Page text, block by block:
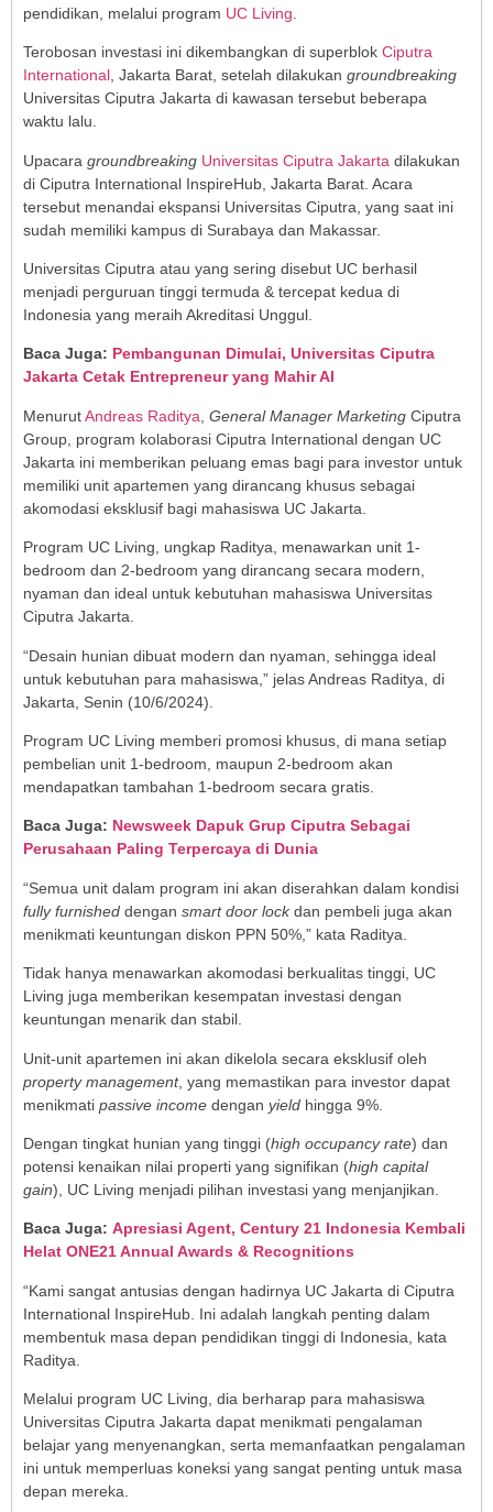
pendidikan, melalui program UC Living
Terobosan investasi ini dikembangkan di superblok Ciputra
International, Jakarta Barat, setelah dilakukan groundbreaking
Universitas Ciputra Jakarta di kawasan tersebut beberapa
waktu lalu.
Upacara groundbreaking Universitas Ciputra Jakarta dilakukan
di Ciputra International InspireHub, Jakarta Barat. Acara
tersebut menandai ekspansi Universitas Ciputra, yang saat ini
sudah memiliki kampus di Surabaya dan Makassar.
Universitas Ciputra atau yang sering disebut UC berhasil
menjadi perguruan tinggi termuda & tercepat kedua di
Indonesia yang meraih Akreditasi Unggul.
Baca Juga: Pembangunan Dimulai, Universitas Ciputra
Jakarta Cetak Entrepreneur yang Mahir AI
MenurutAndreas Raditya General Manager Marketing Ciputra
Group, program kolaborasi Ciputra International dengan UC
Jakarta ini memberikan peluang emas bagi para investor untuk
memiliki unit apartemen yang dirancang khusus sebagai
akomodasi eksklusif bagi mahasiswa UC Jakarta.
Program UC Living, ungkap Raditya, menawarkan unit 1-
bedroom dan 2-bedroom yang dirancang secara modern,
nyaman dan ideal untuk kebutuhan mahasiswa Universitas
Ciputra Jakarta.
“Desain hunian dibuat modern dan nyaman, sehingga ideal
untuk kebutuhan para mahasiswa,” jelas Andreas Raditya, di
Jakarta, Senin (10/6/2024).
Program UC Living memberi promosi khusus, di mana setiap
pembelian unit 1-bedroom, maupun 2-bedroom akan
mendapatkan tambahan 1-bedroom secara gratis.
Baca Juga: Newsweek Dapuk Grup Ciputra Sebagai
Perusahaan Paling Terpercaya di Dunia
“Semua unit dalam program ini akan diserahkan dalam kondisi
fully furnished dengan smart door lockdan pembeli juga akan
menikmati keuntungan diskon PPN 50%,” kata Raditya.
Tidak hanya menawarkan akomodasi berkualitas tinggi, UC
Living juga memberikan kesempatan investasi dengan
keuntungan menarik dan stabil.
Unit-unit apartemen ini akan dikelola secara eksklusif oleh
property management, yang memastikan para investor dapat
menikmati passive income dengan yield hingga 9%.
Dengan tingkat hunian yang tinggi (high occupancy rate) dan
potensi kenaikan nilai properti yang signifikan (high capital
gain), UC Living menjadi pilihan investasi yang menjanjikan.
Baca Juga: Apresiasi Agent, Century 21 Indonesia Kembali
Helat ONE21 Annual Awards & Recognitions
“Kami sangat antusias dengan hadirnya UC Jakarta di Ciputra
International InspireHub. Ini adalah langkah penting dalam
membentuk masa depan pendidikan tinggi di Indonesia, kata
Raditya.
Melalui program UC Living, dia berharap para mahasiswa
Universitas Ciputra Jakarta dapat menikmati pengalaman
belajar yang menyenangkan, serta memanfaatkan pengalaman
ini untuk memperluas koneksi yang sangat penting untuk masa
depan mereka.